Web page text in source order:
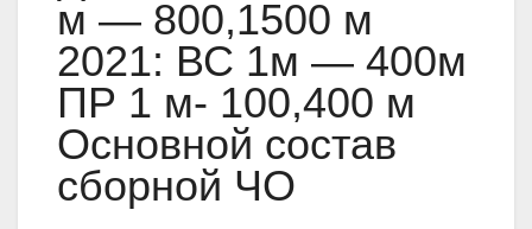
м — 800,1500 м
2021: ВС 1м — 400м
ПР 1 м- 100,400 м
Основной состав
сборной ЧО